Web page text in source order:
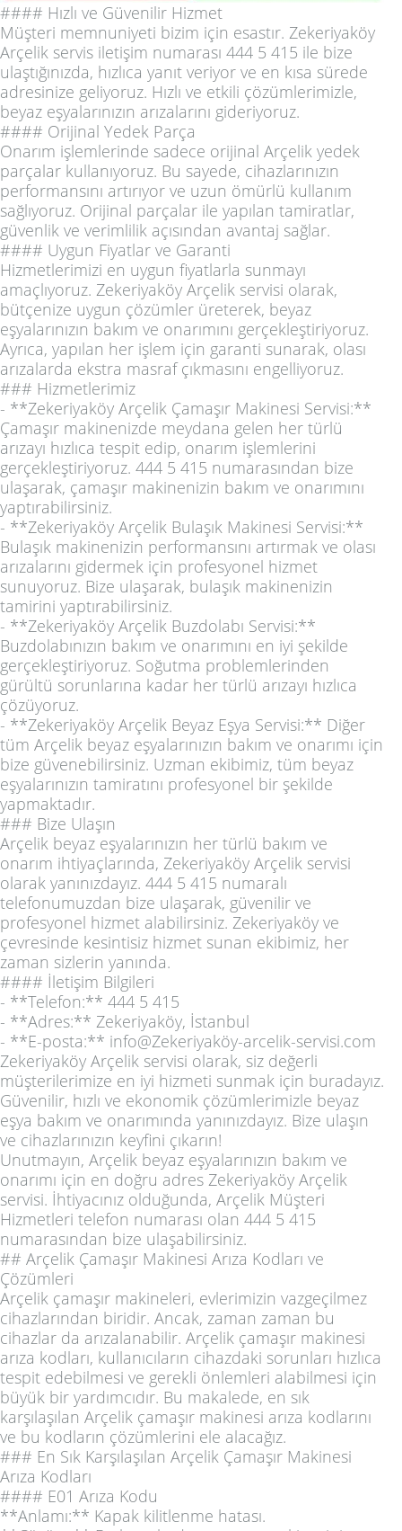
#### Hızlı ve Güvenilir Hizmet
Müşteri memnuniyeti bizim için esastır. Zekeriyaköy
Arçelik servis iletişim numarası 444 5 415 ile bize
ulaştığınızda, hızlıca yanıt veriyor ve en kısa sürede
adresinize geliyoruz. Hızlı ve etkili çözümlerimizle,
beyaz eşyalarınızın arızalarını gideriyoruz.
#### Orijinal Yedek Parça
Onarım işlemlerinde sadece orijinal Arçelik yedek
parçalar kullanıyoruz. Bu sayede, cihazlarınızın
performansını artırıyor ve uzun ömürlü kullanım
sağlıyoruz. Orijinal parçalar ile yapılan tamiratlar,
güvenlik ve verimlilik açısından avantaj sağlar.
#### Uygun Fiyatlar ve Garanti
Hizmetlerimizi en uygun fiyatlarla sunmayı
amaçlıyoruz. Zekeriyaköy Arçelik servisi olarak,
bütçenize uygun çözümler üreterek, beyaz
eşyalarınızın bakım ve onarımını gerçekleştiriyoruz.
Ayrıca, yapılan her işlem için garanti sunarak, olası
arızalarda ekstra masraf çıkmasını engelliyoruz.
### Hizmetlerimiz
- **Zekeriyaköy Arçelik Çamaşır Makinesi Servisi:**
Çamaşır makinenizde meydana gelen her türlü
arızayı hızlıca tespit edip, onarım işlemlerini
gerçekleştiriyoruz. 444 5 415 numarasından bize
ulaşarak, çamaşır makinenizin bakım ve onarımını
yaptırabilirsiniz.
- **Zekeriyaköy Arçelik Bulaşık Makinesi Servisi:**
Bulaşık makinenizin performansını artırmak ve olası
arızalarını gidermek için profesyonel hizmet
sunuyoruz. Bize ulaşarak, bulaşık makinenizin
tamirini yaptırabilirsiniz.
- **Zekeriyaköy Arçelik Buzdolabı Servisi:**
Buzdolabınızın bakım ve onarımını en iyi şekilde
gerçekleştiriyoruz. Soğutma problemlerinden
gürültü sorunlarına kadar her türlü arızayı hızlıca
çözüyoruz.
- **Zekeriyaköy Arçelik Beyaz Eşya Servisi:** Diğer
tüm Arçelik beyaz eşyalarınızın bakım ve onarımı için
bize güvenebilirsiniz. Uzman ekibimiz, tüm beyaz
eşyalarınızın tamiratını profesyonel bir şekilde
yapmaktadır.
### Bize Ulaşın
Arçelik beyaz eşyalarınızın her türlü bakım ve
onarım ihtiyaçlarında, Zekeriyaköy Arçelik servisi
olarak yanınızdayız. 444 5 415 numaralı
telefonumuzdan bize ulaşarak, güvenilir ve
profesyonel hizmet alabilirsiniz. Zekeriyaköy ve
çevresinde kesintisiz hizmet sunan ekibimiz, her
zaman sizlerin yanında.
#### İletişim Bilgileri
- **Telefon:** 444 5 415
- **Adres:** Zekeriyaköy, İstanbul
- **E-posta:** info@Zekeriyaköy-arcelik-servisi.com
Zekeriyaköy Arçelik servisi olarak, siz değerli
müşterilerimize en iyi hizmeti sunmak için buradayız.
Güvenilir, hızlı ve ekonomik çözümlerimizle beyaz
eşya bakım ve onarımında yanınızdayız. Bize ulaşın
ve cihazlarınızın keyfini çıkarın!
Unutmayın, Arçelik beyaz eşyalarınızın bakım ve
onarımı için en doğru adres Zekeriyaköy Arçelik
servisi. İhtiyacınız olduğunda, Arçelik Müşteri
Hizmetleri telefon numarası olan 444 5 415
numarasından bize ulaşabilirsiniz.
## Arçelik Çamaşır Makinesi Arıza Kodları ve
Çözümleri
Arçelik çamaşır makineleri, evlerimizin vazgeçilmez
cihazlarından biridir. Ancak, zaman zaman bu
cihazlar da arızalanabilir. Arçelik çamaşır makinesi
arıza kodları, kullanıcıların cihazdaki sorunları hızlıca
tespit edebilmesi ve gerekli önlemleri alabilmesi için
büyük bir yardımcıdır. Bu makalede, en sık
karşılaşılan Arçelik çamaşır makinesi arıza kodlarını
ve bu kodların çözümlerini ele alacağız.
### En Sık Karşılaşılan Arçelik Çamaşır Makinesi
Arıza Kodları
#### E01 Arıza Kodu
**Anlamı:** Kapak kilitlenme hatası.